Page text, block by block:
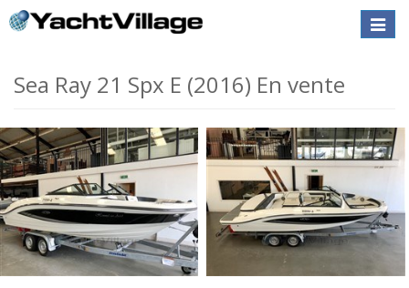
Toggle
Sea Ray 21 Spx E (2016) En vente